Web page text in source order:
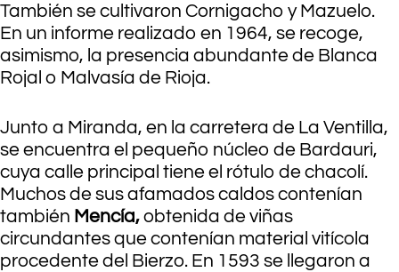
También se cultivaron Cornigacho y Mazuelo.
En un informe realizado en 1964, se recoge,
asimismo, la presencia abundante de Blanca
Rojal o Malvasía de Rioja.
Junto a Miranda, en la carretera de La Ventilla,
se encuentra el pequeño núcleo de Bardauri,
cuya calle principal tiene el rótulo de chacolí.
Muchos de sus afamados caldos contenían
también Mencía,obtenida de viñas
circundantes que contenían material vitícola
procedente del Bierzo. En 1593 se llegaron a